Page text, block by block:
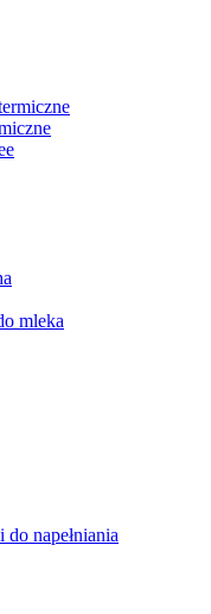
mleka
do napełniania